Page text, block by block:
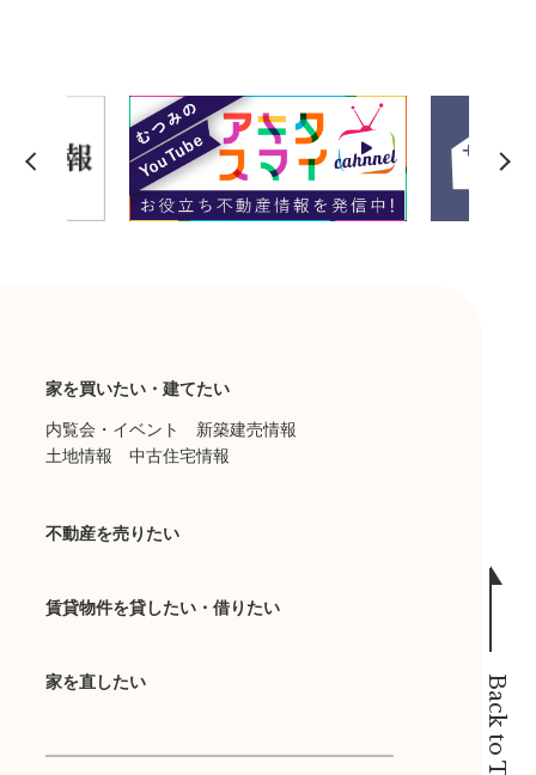
家を買いたい・建てたい
内覧会・イベント
新築建売情報
土地情報
中古住宅情報
不動産を売りたい
賃貸物件を貸したい・借りたい
家を直したい Back to Top